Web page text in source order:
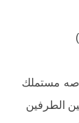
مستملك
بين الطرفين